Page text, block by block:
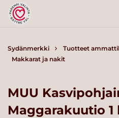
Sydänmerkki Tuotteet
Makkarat ja nakit
MUU
Maggarakuutio 1